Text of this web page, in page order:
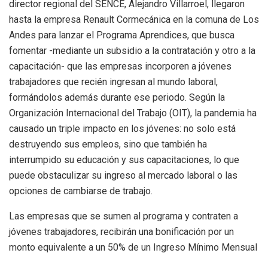
director regional del SENCE, Alejandro Villarroel, llegaron
hasta la empresa Renault Cormecánica en la comuna de Los
Andes para lanzar el Programa Aprendices, que busca
fomentar -mediante un subsidio a la contratación y otro a la
capacitación- que las empresas incorporen a jóvenes
trabajadores que recién ingresan al mundo laboral,
formándolos además durante ese periodo. Según la
Organización Internacional del Trabajo (OIT), la pandemia ha
causado un triple impacto en los jóvenes: no solo está
destruyendo sus empleos, sino que también ha
interrumpido su educación y sus capacitaciones, lo que
puede obstaculizar su ingreso al mercado laboral o las
opciones de cambiarse de trabajo.
Las empresas que se sumen al programa y contraten a
jóvenes trabajadores, recibirán una bonificación por un
monto equivalente a un 50% de un Ingreso Mínimo Mensual